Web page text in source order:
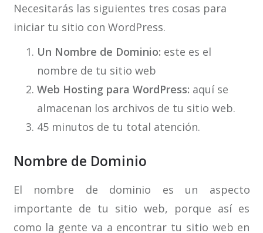
Necesitarás las siguientes tres cosas para
iniciar tu sitio con WordPress.
Un Nombre de Dominio: este es el
nombre de tu sitio web
Web Hosting para WordPress: aquí se
almacenan los archivos de tu sitio web.
45 minutos de tu total atención.
Nombre de Dominio
El nombre de dominio es un aspecto
importante de tu sitio web, porque así es
como la gente va a encontrar tu sitio web en